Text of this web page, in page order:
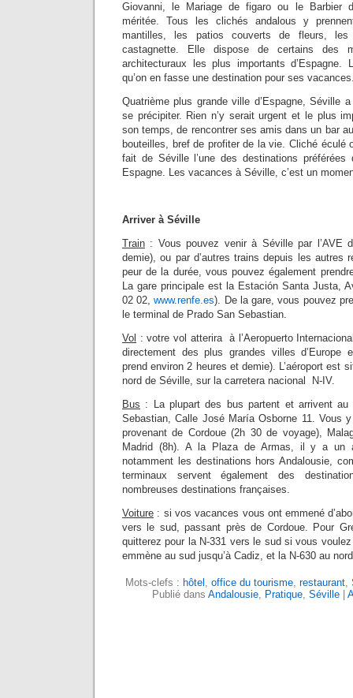
Giovanni, le Mariage de figaro ou le Barbier
méritée. Tous les clichés andalous y
mantilles, les patios couverts de fleurs,
castagnette. Elle dispose de certains des
architecturaux les plus importants d’Espagne.
qu’on en fasse une destination pour ses
Quatrième plus grande ville d’Espagne, Séville
se précipiter. Rien n’y serait urgent et le plus
son temps, de rencontrer ses amis dans un bar
bouteilles, bref de profiter de la vie. Cliché éculé
fait de Séville l’une des destinations préférées
Espagne. Les vacances à Séville, c’est un
Arriver à Séville
Train : Vous pouvez venir à Séville par l’AVE
demie), ou par d’autres trains depuis les autres
peur de la durée, vous pouvez également
La gare principale est la Estación Santa Justa,
02 02,www.renfe.es). De la gare, vous pouvez
le terminal de Prado San Sebastian.
Vol : votre vol atterira à l’Aeropuerto
directement des plus grandes villes d’Europe
prend environ 2 heures et demie). L’aéroport est
nord de Séville, sur la carretera nacional N-IV.
Bus : La plupart des bus partent et arrivent au
Sebastian, Calle José María Osborne 11. Vous
provenant de Cordoue (2h 30 de voyage),
Madrid (8h). A la Plaza de Armas, il y a un
notamment les destinations hors Andalousie,
terminaux servent également des
nombreuses destinations françaises.
Voiture : si vos vacances vous ont emmené
vers le sud, passant près de Cordoue. Pour
quitterez pour la N-331 vers le sud si vous
emmène au sud jusqu’à Cadiz, et la N-630 au
Mots-clefs : hôtel , office du tourisme, restaurant,
Publié dans Andalousie, Pratique, Séville|